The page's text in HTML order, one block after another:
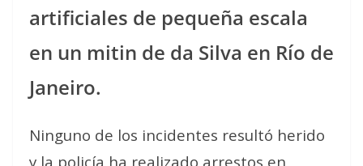
artificiales de pequeña escala
en un mitin de da Silva en Río de
Janeiro.
Ninguno de los incidentes resultó herido
y la policía ha realizado arrestos en